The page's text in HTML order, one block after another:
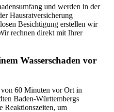
und werden in der
Hausratversicherung
Besichtigung erstellen wir
rechnen direkt mit Ihrer
Wasserschaden vor
60 Minuten vor Ort in
Baden-Württembergs
Reaktionszeiten, um